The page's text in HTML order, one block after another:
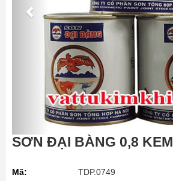
SƠN ĐẠI BÀNG 0,8 KEM
Mã:
TDP.0749